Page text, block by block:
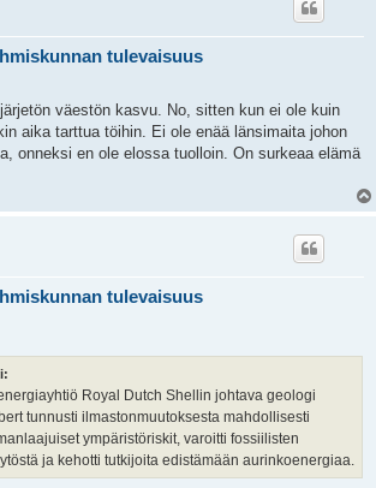
tulevaisuus
väestön kasvu. No, sitten kun ei ole kuin
aika tarttua töihin. Ei ole enää länsimaita johon
onneksi en ole elossa tuolloin. On surkeaa elämä
tulevaisuus
Royal Dutch Shellin johtava geologi
tunnusti ilmastonmuutoksesta mahdollisesti
ympäristöriskit, varoitti fossiilisten
ja kehotti tutkijoita edistämään aurinkoenergiaa.